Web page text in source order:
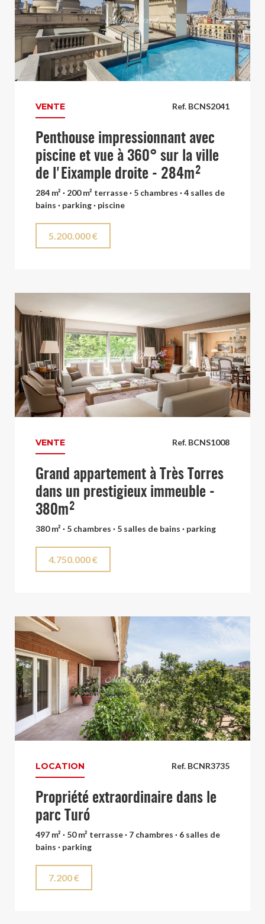
Ref. BCNS2041
VENTE
Penthouse impressionnant avec
piscine et vue à 360° sur la ville
de l'Eixample droite - 284m²
284 m² · 200 m² terrasse · 5 chambres · 4 salles de
bains · parking · piscine
5.200.000 €
Ref. BCNS1008
VENTE
Grand appartement à Très Torres
dans un prestigieux immeuble -
380m²
380 m² · 5 chambres · 5 salles de bains · parking
4.750.000 €
Ref. BCNR3735
LOCATION
Propriété extraordinaire dans le
parc Turó
497 m² · 50 m² terrasse · 7 chambres · 6 salles de
bains · parking
7.200 €